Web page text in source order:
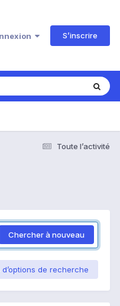
S’inscrire
Toute l’activité
Chercher à nouveau
de recherche